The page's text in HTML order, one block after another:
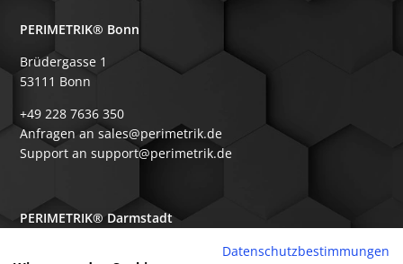
PERIMETRIK® Bonn
Brüdergasse 1
53111 Bonn
+49 228 7636 350
Anfragen an sales@perimetrik.de
Support an support@perimetrik.de
PERIMETRIK® Darmstadt
Datenschutzbestimmungen